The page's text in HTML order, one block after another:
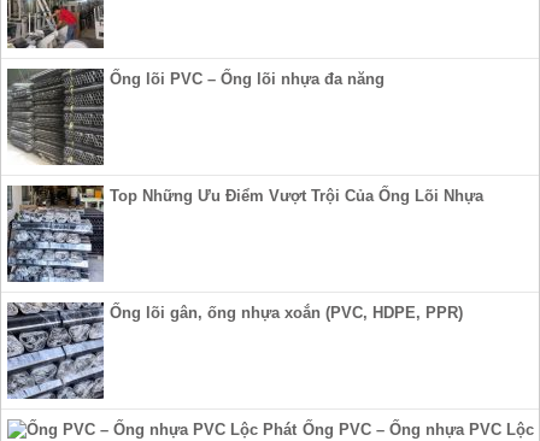
Ống lõi PVC – Ống lõi nhựa đa năng
Top Những Ưu Điểm Vượt Trội Của Ống Lõi Nhựa
Ống lõi gân, ống nhựa xoắn (PVC, HDPE, PPR)
Ống PVC – Ống nhựa PVC Lộc